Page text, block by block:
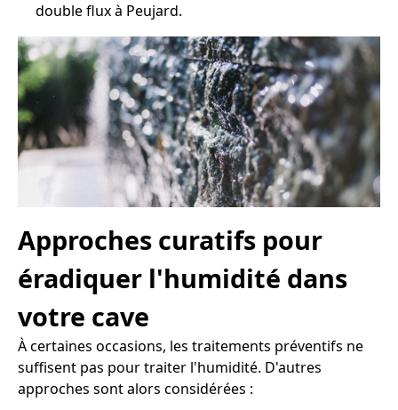
double flux à Peujard.
Approches curatifs pour
éradiquer l'humidité dans
votre cave
À certaines occasions, les traitements préventifs ne
suffisent pas pour traiter l'humidité. D'autres
approches sont alors considérées :